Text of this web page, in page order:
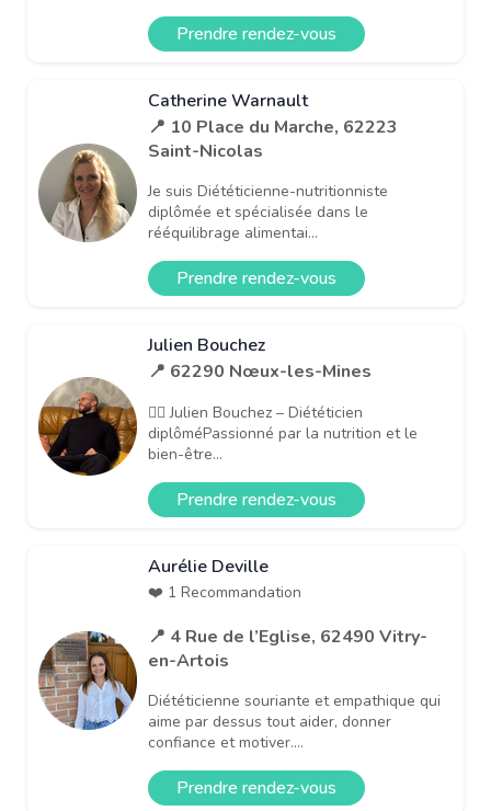
Prendre rendez-vous
Catherine Warnault
📍 10 Place du Marche, 62223
Saint-Nicolas
Je suis Diététicienne-nutritionniste
diplômée et spécialisée dans le
rééquilibrage alimentai...
Prendre rendez-vous
Julien Bouchez
📍 62290 Nœux-les-Mines
👨‍⚕️ Julien Bouchez – Diététicien
diplôméPassionné par la nutrition et le
bien-être...
Prendre rendez-vous
Aurélie Deville
❤️ 1 Recommandation
📍 4 Rue de l’Eglise, 62490 Vitry-
en-Artois
Diététicienne souriante et empathique qui
aime par dessus tout aider, donner
confiance et motiver....
Prendre rendez-vous